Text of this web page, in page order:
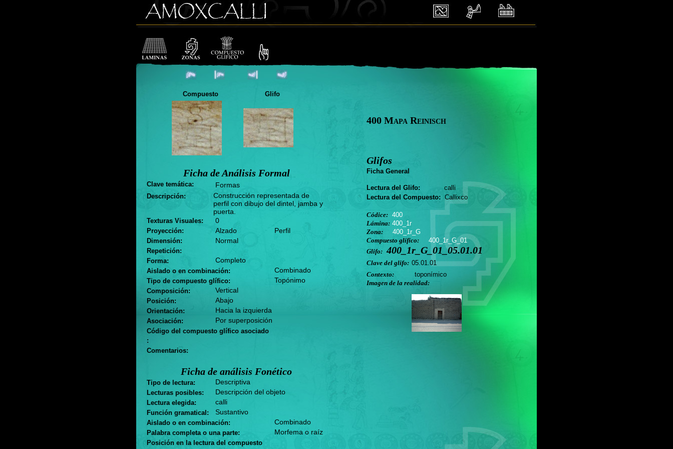
Compuesto Glifo
Ficha de Análisis Formal
Clave temática: Formas
Descripción:
Construcción representada de
perfil con dibujo del dintel, jamba y
puerta.
Texturas Visuales: 0
Proyección: Alzado Perfil
Dimensión: Normal
Repetición:
Forma:
Completo
Aislado o en combinación: Combinado
Tipo de compuesto glífico: Topónimo
Composición: Vertical
Posición: Abajo
Orientación: Hacia la izquierda
Asociación: Por superposición
Código del compuesto glífico asociado
:
Comentarios:
Ficha de análisis Fonético
Tipo de lectura: Descriptiva
Lecturas posibles: Descripción del objeto
Lectura elegida: calli
Función gramatical: Sustantivo
Aislado o en combinación: Combinado
Palabra completa o una parte: Morfema o raíz
Posición en la lectura del compuesto
400 Mapa Reinisch
Glifos
Ficha General
Lectura del Glifo: calli
Lectura del Compuesto: Callixco
Códice: 400
Lámina: 400_1r
Zona:
400_1r_G
Compuesto glífico:
400_1r_G_01
Glifo: 400_1r_G_01_05.01.01
Clave del glifo: 05.01.01
Contexto:
toponímico
Imagen de la realidad: